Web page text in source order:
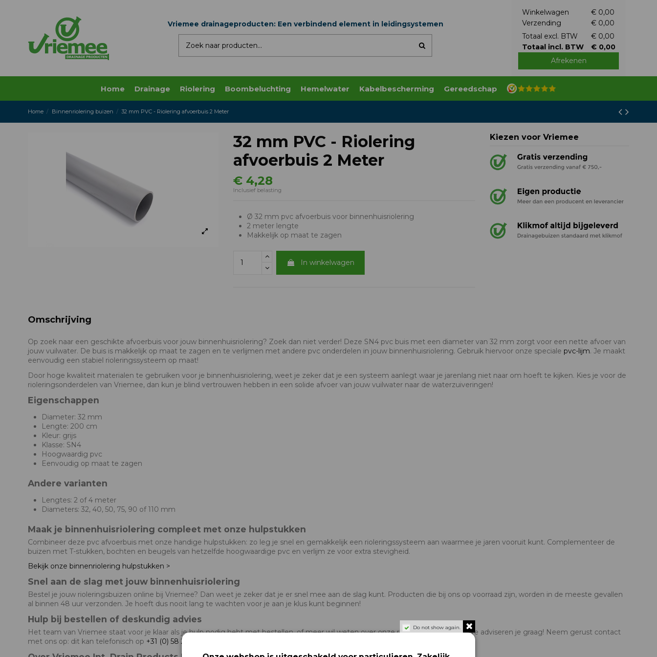
Vriemee drainageproducten: Een verbindend element in leidingsystemen
Winkelwagen
€ 0,00
Verzending
€ 0,00
Totaal excl. BTW
€ 0,00
Totaal incl. BTW
€ 0,00
Afrekenen
Home Drainage Riolering Boombeluchting Hemelwater Kabelbescherming Gereedschap
Home Binnenriolering buizen 32 mm PVC - Riolering afvoerbuis 2 Meter
32 mm PVC - Riolering
afvoerbuis 2 Meter
€ 4,28
Inclusief belasting
Ø 32 mm pvc afvoerbuis voor binnenhuisriolering
2 meter lengte
Makkelijk op maat te zagen
In winkelwagen
Kiezen voor Vriemee
Omschrijving
Op zoek naar een geschikte afvoerbuis voor jouw binnenhuisriolering? Zoek dan niet verder! Deze SN4 pvc buis met een diameter van 32 mm zorgt voor een nette afvoer van
jouw vuilwater. De buis is makkelijk op maat te zagen en te verlijmen met andere pvc onderdelen in jouw binnenhuisriolering. Gebruik hiervoor onze speciale pvc-lijm. Je maakt
eenvoudig een stabiel rioleringssysteem op maat!
Door hoge kwaliteit materialen te gebruiken voor je binnenhuisriolering, weet je zeker dat je een systeem aanlegt waar je jarenlang niet naar om hoeft te kijken. Kies je voor de
rioleringsonderdelen van Vriemee, dan kun je blind vertrouwen hebben in een solide afvoer van jouw vuilwater naar de waterzuiveringen!
Eigenschappen
Diameter: 32 mm
Lengte: 200 cm
Kleur: grijs
Klasse: SN4
Hoogwaardig pvc
Eenvoudig op maat te zagen
Andere varianten
Lengtes: 2 of 4 meter
Diameters: 32, 40, 50, 75, 90 of 110 mm
Maak je binnenhuisriolering compleet met onze hulpstukken
Combineer deze pvc afvoerbuis met onze handige hulpstukken: zo leg je snel en gemakkelijk een rioleringssysteem aan waarmee je jaren vooruit kunt. Complementeer de
buizen met T-stukken, bochten en beugels van hetzelfde hoogwaardige pvc en verlijm ze voor extra stevigheid.
Bekijk onze binnenriolering hulpstukken >
Snel aan de slag met jouw binnenhuisriolering
Bestel je jouw rioleringsbuizen online bij Vriemee? Dan weet je zeker dat je er snel mee aan de slag kunt. Producten die bij ons op voorraad zijn, worden in de meeste gevallen
al binnen 48 uur verzonden. Je hoeft dus nooit lang te wachten voor je aan je klus kunt beginnen!
Hulp bij bestellen of deskundig advies
Het team van Vriemee staat voor je klaar als je hulp nodig hebt met bestellen, of meer wil weten over onze rioleringsproducten. We adviseren je graag! Neem gerust contact
met ons op: dit kan telefonisch op +31 (0) 58 2880330
Do not show again.